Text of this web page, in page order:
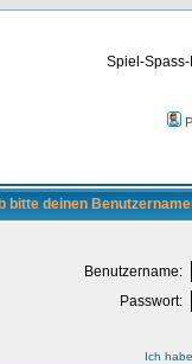
Spiel-
bitte deinen
Benutzername:
Passwort:
Ich